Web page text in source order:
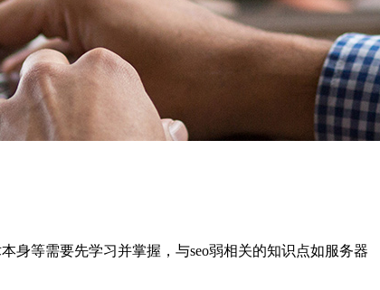
等需要先学习并掌握，与seo弱相关的知识点如服务器